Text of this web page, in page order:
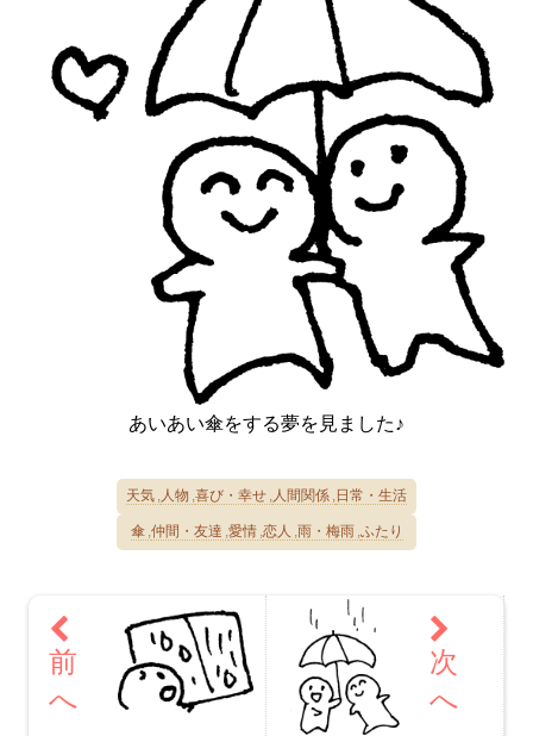
あいあい傘をする夢を見ました♪
天気 人物 喜び・幸せ 人間関係 日常・生活
傘 仲間・友達 愛情 恋人 雨・梅雨 ふたり